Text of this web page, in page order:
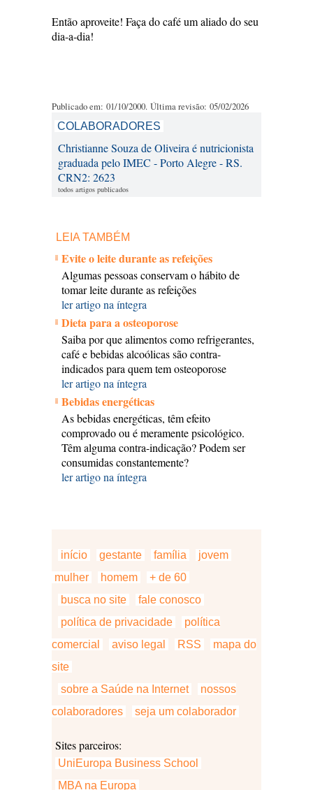
Então aproveite! Faça do café um aliado do seu
dia-a-dia!
Publicado em: 01/10/2000. Última revisão: 05/02/2026
COLABORADORES
Christianne Souza de Oliveira é nutricionista
graduada pelo IMEC - Porto Alegre - RS.
CRN2: 2623
todos artigos publicados
LEIA TAMBÉM
Evite o leite durante as refeições
Algumas pessoas conservam o hábito de
tomar leite durante as refeições
ler artigo na íntegra
Dieta para a osteoporose
Saiba por que alimentos como refrigerantes,
café e bebidas alcoólicas são contra-
indicados para quem tem osteoporose
ler artigo na íntegra
Bebidas energéticas
As bebidas energéticas, têm efeito
comprovado ou é meramente psicológico.
Têm alguma contra-indicação? Podem ser
consumidas constantemente?
ler artigo na íntegra
início gestante família
jovem
mulher
homem
+ de 60
busca no site
fale conosco
política de privacidade
política
comercial
aviso legal RSS
mapa do
site
sobre a Saúde na Internet
nossos
colaboradores
seja um colaborador
Sites parceiros:
UniEuropa Business School
MBA na Europa